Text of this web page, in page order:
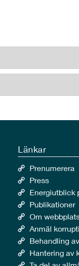
Länkar
Prenumerera
Press
Energiutblick
Publikationer
Om
Anmäl
Behandling
Hantering av